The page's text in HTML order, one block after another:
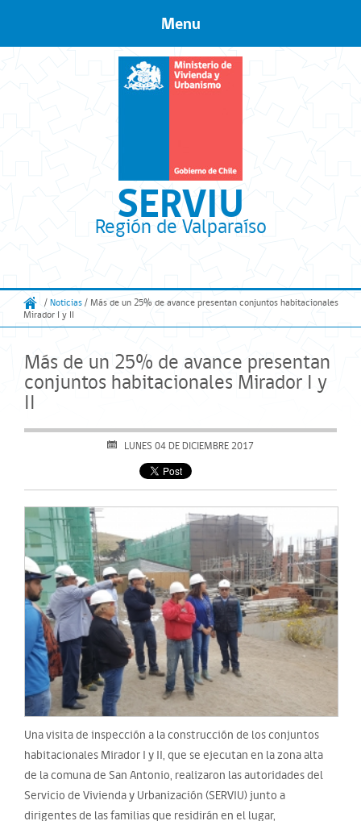
SERVIU
Región de Valparaíso
Menu
/ Noticias / Más de un 25% de avance presentan conjuntos habitacionales
Mirador I y II
Más de un 25% de avance presentan
conjuntos habitacionales Mirador I y
II
LUNES 04 DE DICIEMBRE 2017
Una visita de inspección a la construcción de los conjuntos
habitacionales Mirador I y II, que se ejecutan en la zona alta
de la comuna de San Antonio, realizaron las autoridades del
Servicio de Vivienda y Urbanización (SERVIU) junto a
dirigentes de las familias que residirán en el lugar,